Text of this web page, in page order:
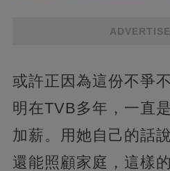
或許正因為這份不爭
明在TVB多年，一直
加薪。用她自己的話
還能照顧家庭，這樣